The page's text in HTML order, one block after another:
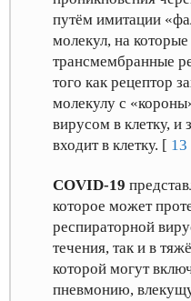
путём имитации
молекул, на
трансмембранные
того как рецептор
молекулу с
вирусом в клетку,
входит в клетку. [ 13
COVID-19
которое может
респираторной
течения, так и в
которой могут
пневмонию,